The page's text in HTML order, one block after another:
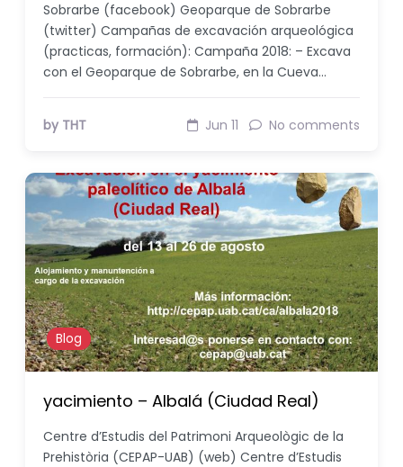
Sobrarbe (facebook) Geoparque de Sobrarbe
(twitter) Campañas de excavación arqueológica
(practicas, formación): Campaña 2018: – Excava
con el Geoparque de Sobrarbe, en la Cueva…
by THT Jun 11 No comments
Blog
yacimiento – Albalá (Ciudad Real)
Centre d’Estudis del Patrimoni Arqueològic de la
Prehistòria (CEPAP-UAB) (web) Centre d’Estudis